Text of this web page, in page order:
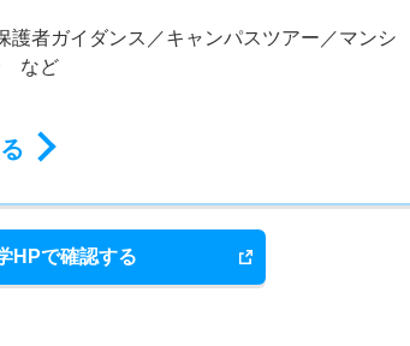
護者ガイダンス／キャンパスツアー／マンシ
など
HPで確認する